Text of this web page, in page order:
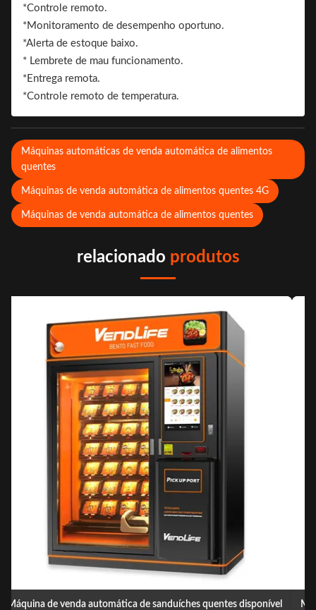
*Controle remoto.
*Monitoramento de desempenho oportuno.
*Alerta de estoque baixo.
* Lembrete de mau funcionamento.
*Entrega remota.
*Controle remoto de temperatura.
Máquinas automáticas de venda automática de alimentos
quentes
Máquinas de venda automática de alimentos quentes 4G
Máquinas de venda automática de alimentos quentes
relacionado produtos
Máquinas de venda automática de alimentos 4KW quentes,